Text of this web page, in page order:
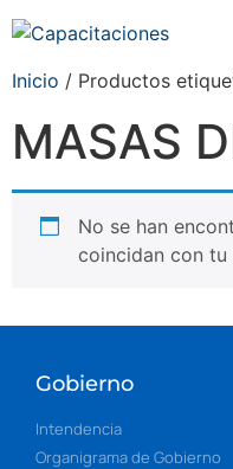
Inicio / Productos
MASAS
No se han
coincidan con tu
Gobierno
Intendencia
Organigrama de Gobierno